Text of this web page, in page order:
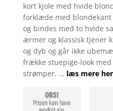
kort kjole med hvide
forklæde med
og bindes med to hvide
ærmer og klassisk tjener
og dyb og går ikke
frække stuepige-look
strømper. … læs mere her